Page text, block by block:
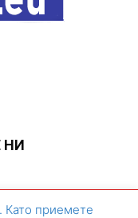
НИ
сайт
Като приемете